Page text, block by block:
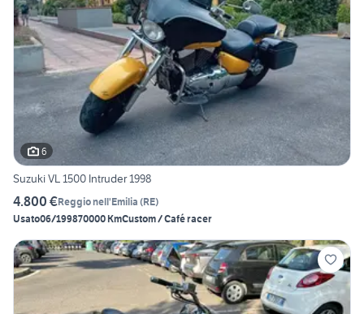
6
Suzuki VL 1500 Intruder 1998
4.800 €Reggio nell'Emilia (RE)
Usato06/199870000 KmCustom / Café racer